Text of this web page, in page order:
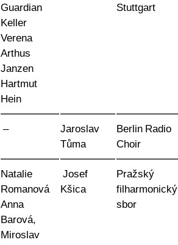
Guardian
Keller
Verena
Arthus
Janzen
Hartmut
Hein
Stuttgart
–
Jaroslav
Tůma
Berlin Radio
Choir
Natalie
Romanová
Anna
Barová,
Miroslav
Josef
Kšica
Pražský
filharmonický
sbor